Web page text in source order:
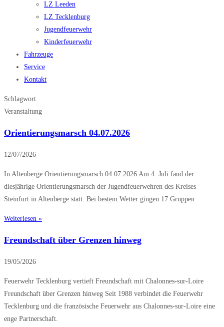
LZ Leeden
LZ Tecklenburg
Jugendfeuerwehr
Kinderfeuerwehr
Fahrzeuge
Service
Kontakt
Schlagwort
Veranstaltung
Orientierungsmarsch 04.07.2026
12/07/2026
In Altenberge Orientierungsmarsch 04.07.2026 Am 4. Juli fand der
diesjährige Orientierungsmarsch der Jugendfeuerwehren des Kreises
Steinfurt in Altenberge statt. Bei bestem Wetter gingen 17 Gruppen
Weiterlesen »
Freundschaft über Grenzen hinweg
19/05/2026
Feuerwehr Tecklenburg vertieft Freundschaft mit Chalonnes-sur-Loire
Freundschaft über Grenzen hinweg Seit 1988 verbindet die Feuerwehr
Tecklenburg und die französische Feuerwehr aus Chalonnes-sur-Loire eine
enge Partnerschaft.